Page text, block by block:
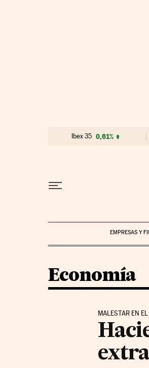
Ibex 35 0,61%
EMPRESAS Y
Economía
MALESTAR EN